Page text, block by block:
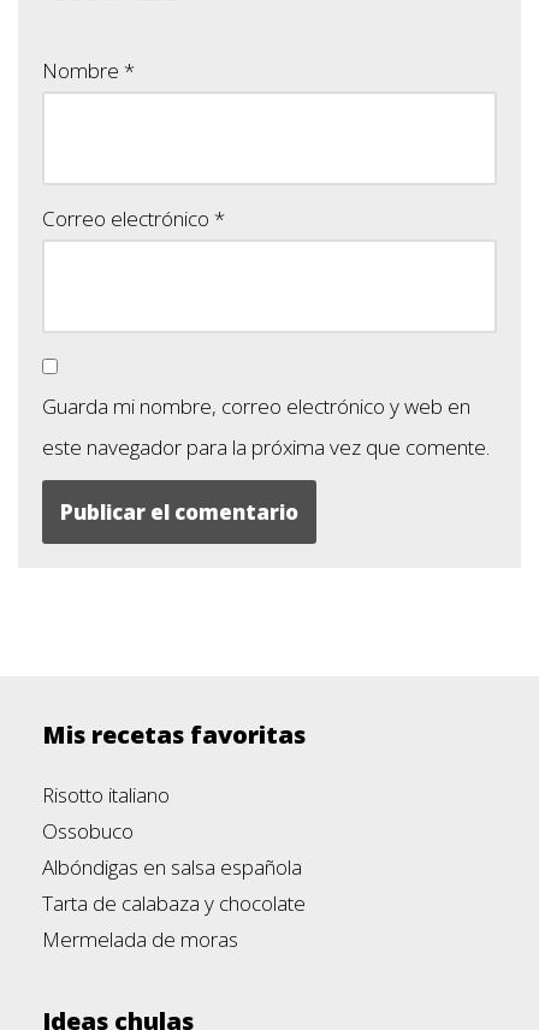
Nombre *
Correo electrónico *
Guarda mi nombre, correo electrónico y web en
este navegador para la próxima vez que comente.
Mis recetas favoritas
Risotto italiano
Ossobuco
Albóndigas en salsa española
Tarta de calabaza y chocolate
Mermelada de moras
Ideas chulas